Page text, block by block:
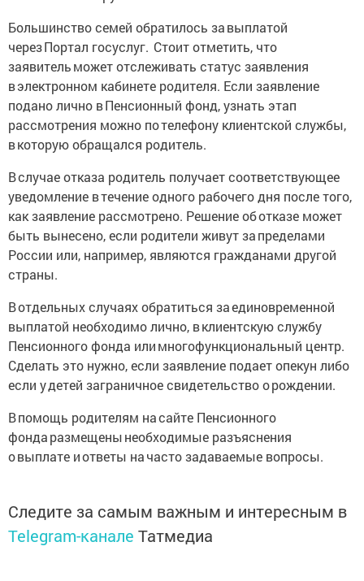
Большинство семей обратилось за выплатой
через Портал госуслуг. Стоит отметить, что
заявитель может отслеживать статус заявления
в электронном кабинете родителя. Если заявление
подано лично в Пенсионный фонд, узнать этап
рассмотрения можно по телефону клиентской службы,
в которую обращался родитель.
В случае отказа родитель получает соответствующее
уведомление в течение одного рабочего дня после того,
как заявление рассмотрено. Решение об отказе может
быть вынесено, если родители живут за пределами
России или, например, являются гражданами другой
страны.
В отдельных случаях обратиться за единовременной
выплатой необходимо лично, в клиентскую службу
Пенсионного фонда или многофункциональный центр.
Сделать это нужно, если заявление подает опекун либо
если у детей заграничное свидетельство о рождении.
В помощь родителям на сайте Пенсионного
фонда размещены необходимые разъяснения
о выплате и ответы на часто задаваемые вопросы.
Следите за самым важным и интересным в
Telegram-канале Татмедиа